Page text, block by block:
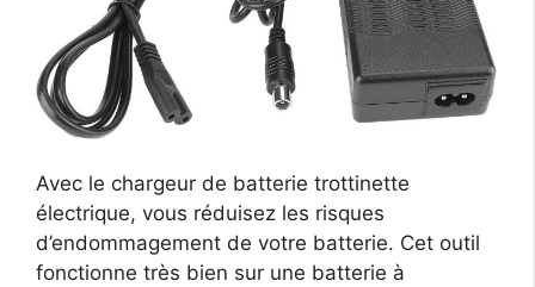
Avec le chargeur de batterie trottinette
électrique, vous réduisez les risques
d’endommagement de votre batterie. Cet outil
fonctionne très bien sur une batterie à